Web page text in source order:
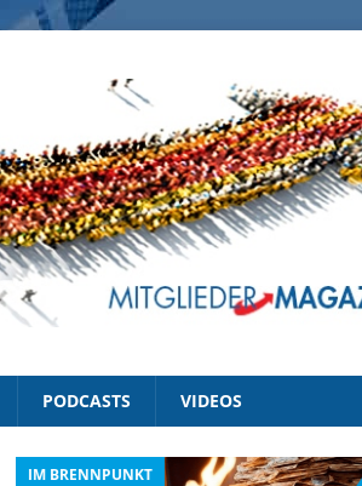
PODCASTS VIDEOS
IM BRENNPUNKT